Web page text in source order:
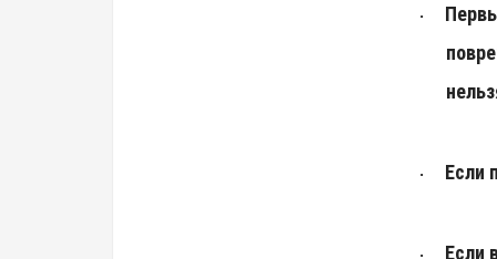
·
· Если
· Если